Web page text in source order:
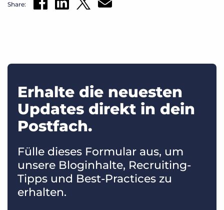
Share:
Erhalte die neuesten
Updates direkt in dein
Postfach.
Fülle dieses Formular aus, um
unsere Bloginhalte, Recruiting-
Tipps und Best-Practices zu
erhalten.